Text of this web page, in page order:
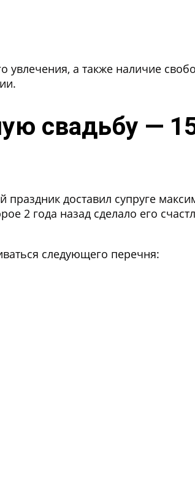
увлечения, а также наличие
свадьбу —
доставил супруге
2 года назад сделало его
следующего перечня: